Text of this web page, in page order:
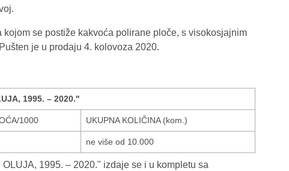
se postiže kakvoća polirane ploče, s visokosjajnim
je u prodaju 4. kolovoza 2020.
1995. – 2020."
1000 UKUPNA KOLIČINA (kom.)
ne više od 10.000
1995. – 2020." izdaje se i u kompletu sa